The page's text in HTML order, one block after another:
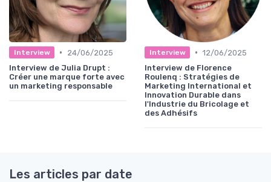
Interview •
24/06/2025
Interview de Julia Drupt :
Créer une marque forte avec
un marketing responsable
Interview • 12/06/2025
Interview de Florence
Roulenq : Stratégies de
Marketing International et
Innovation Durable dans
l'Industrie du Bricolage et
des Adhésifs
Les articles par date